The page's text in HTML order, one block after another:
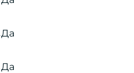
Да
Да